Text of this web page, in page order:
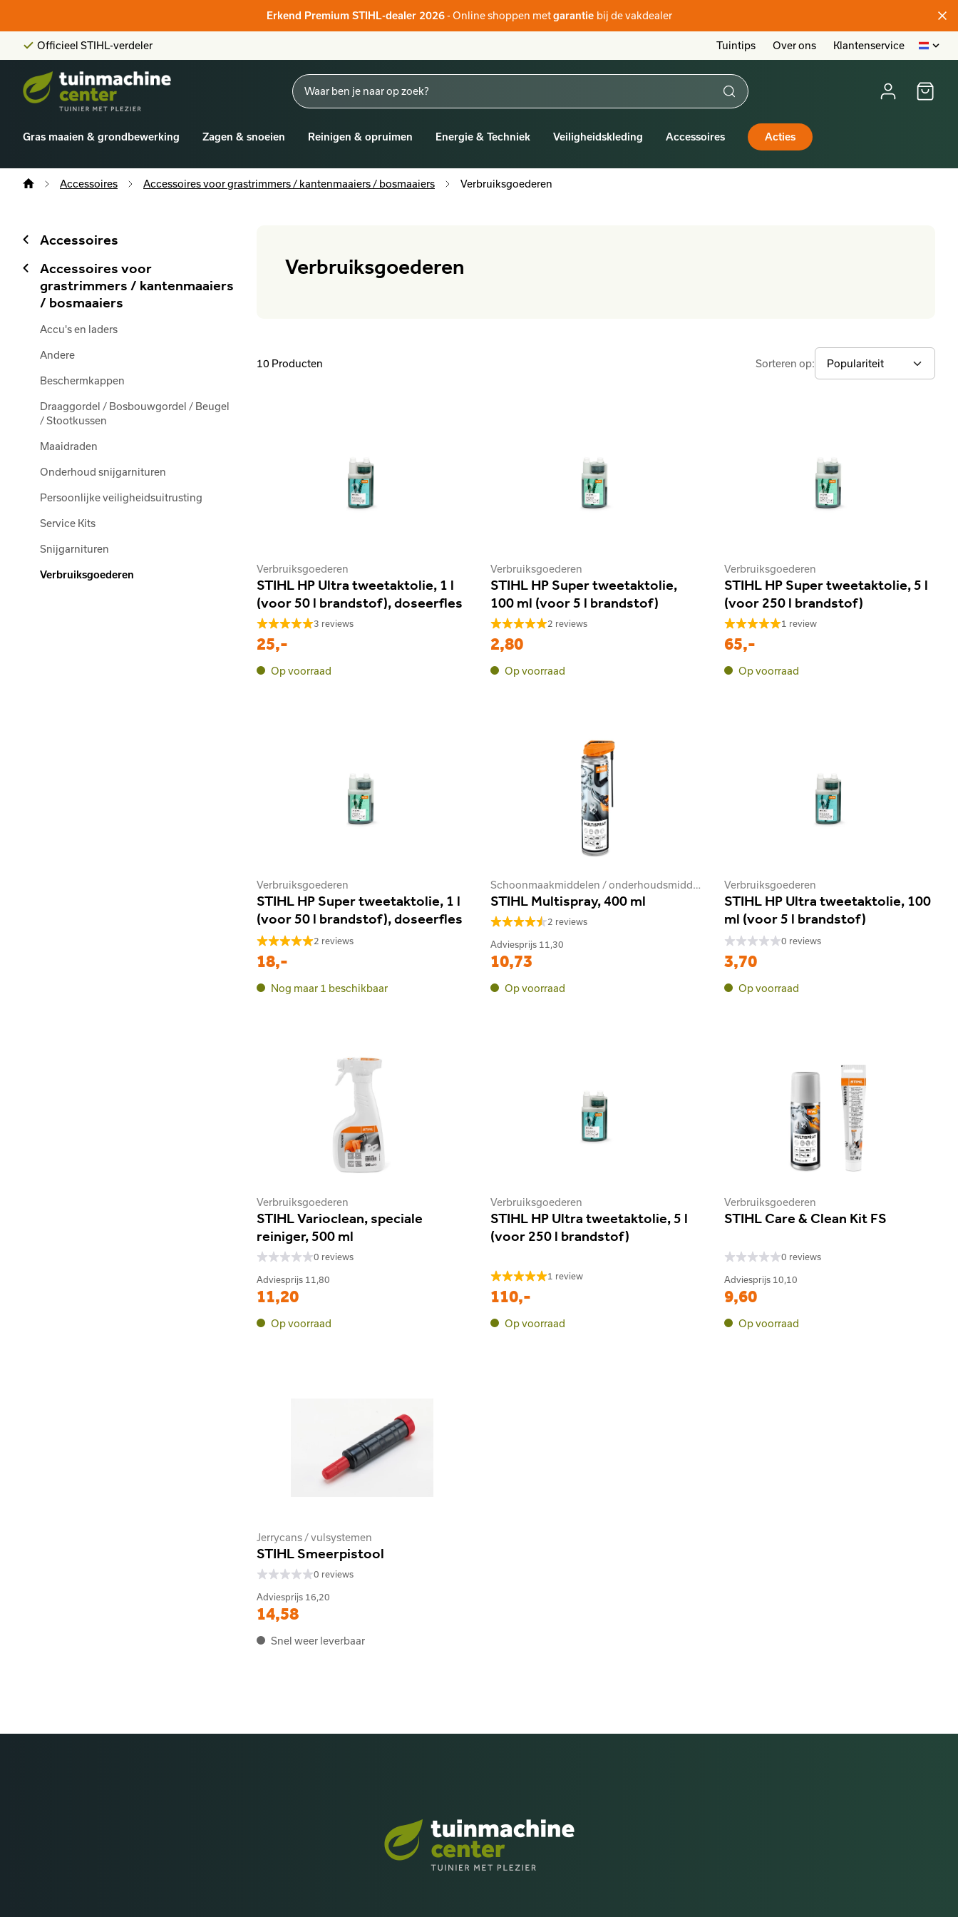
Erkend Premium STIHL-dealer 2026- Online shoppen metgarantie bij de vakdealer
Officieel STIHL-verdeler
Klantenscore:9,6/10 Tuintips Over ons Klantenservice
Gras maaien & grondbewerking Zagen & snoeien Reinigen & opruimen Energie & Techniek Veiligheidskleding Accessoires Acties
Accessoires Accessoires voor grastrimmers / kantenmaaiers / bosmaaiers Verbruiksgoederen
Verbruiksgoederen
10 Producten Sorteren op:
Verbruiksgoederen
STIHL HP Ultra tweetaktolie, 1 l
(voor 50 l brandstof), doseerfles
3 reviews
25,-
Op voorraad
Verbruiksgoederen
STIHL HP Super tweetaktolie,
100 ml (voor 5 l brandstof)
2 reviews
2,80
Op voorraad
Verbruiksgoederen
STIHL HP Super tweetaktolie, 5 l
(voor 250 l brandstof)
1 review
65,-
Op voorraad
Verbruiksgoederen
STIHL HP Super tweetaktolie, 1 l
(voor 50 l brandstof), doseerfles
2 reviews
18,-
Nog maar 1 beschikbaar
Schoonmaakmiddelen / onderhoudsmiddelen
STIHL Multispray, 400 ml
2 reviews
Adviesprijs 11,30
10,73
Op voorraad
Verbruiksgoederen
STIHL HP Ultra tweetaktolie, 100
ml (voor 5 l brandstof)
0 reviews
3,70
Op voorraad
Verbruiksgoederen
STIHL Varioclean, speciale
reiniger, 500 ml
0 reviews
Adviesprijs 11,80
11,20
Op voorraad
Verbruiksgoederen
STIHL HP Ultra tweetaktolie, 5 l
(voor 250 l brandstof)
1 review
110,-
Op voorraad
Verbruiksgoederen
STIHL Care & Clean Kit FS
0 reviews
Adviesprijs 10,10
9,60
Op voorraad
Jerrycans / vulsystemen
STIHL Smeerpistool
0 reviews
Adviesprijs 16,20
14,58
Snel weer leverbaar
Accessoires
Accessoires voor
grastrimmers / kantenmaaiers
/ bosmaaiers
Accu's en laders
Andere
Beschermkappen
Draaggordel / Bosbouwgordel / Beugel
/ Stootkussen
Maaidraden
Onderhoud snijgarnituren
Persoonlijke veiligheidsuitrusting
Service Kits
Snijgarnituren
Verbruiksgoederen